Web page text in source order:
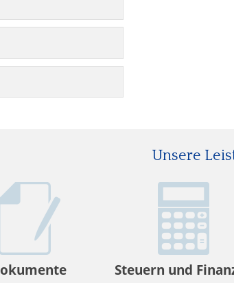
Unsere
Steuern und